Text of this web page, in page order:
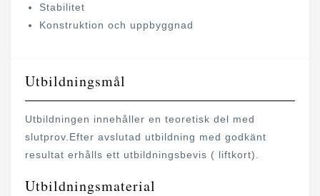
Stabilitet
Konstruktion och uppbyggnad
Utbildningsmål
Utbildningen innehåller en teoretisk del med
slutprov.Efter avslutad utbildning med godkänt
resultat erhålls ett utbildningsbevis ( liftkort).
Utbildningsmaterial